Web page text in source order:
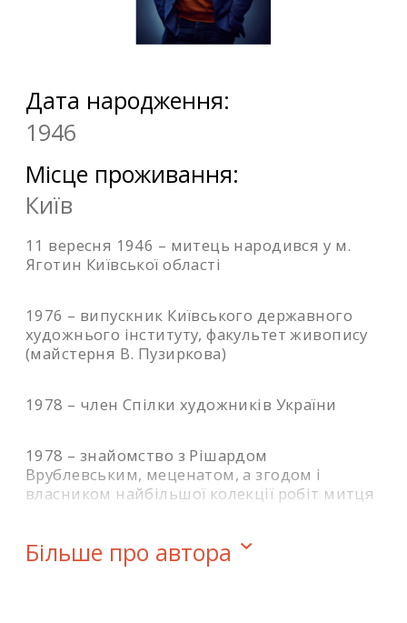
Дата народження:
1946
Місце проживання:
Київ
11 вересня 1946 – митець народився у м.
Яготин Київської області
1976 – випускник Київського державного
художнього інституту, факультет живопису
(майстерня В. Пузиркова)
1978 – член Спілки художників України
1978 – знайомство з Рішардом
Врублевським, меценатом, а згодом і
власником найбільшої колекції робіт митця
1990 – резонанс картини «Багряні
висоти» на республіканській художній
Більше про автора